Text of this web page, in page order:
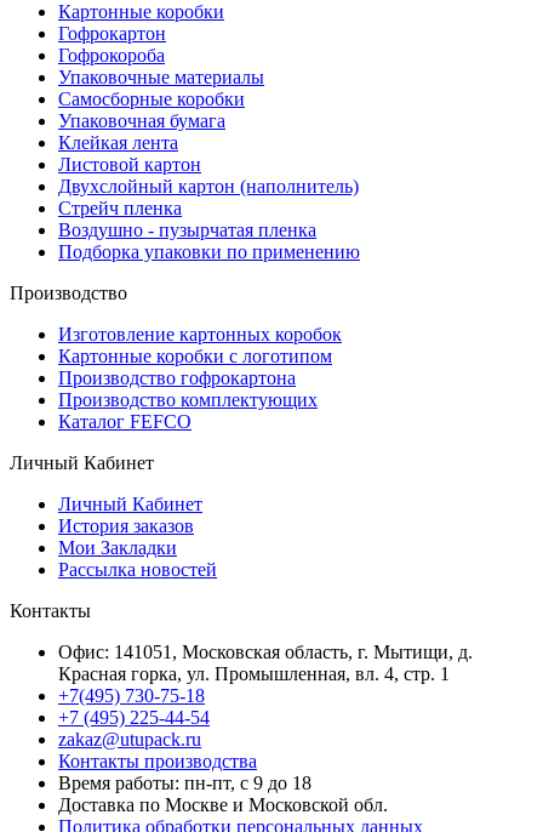
Картонные коробки
Гофрокартон
Гофрокороба
Упаковочные материалы
Самосборные коробки
Упаковочная бумага
Клейкая лента
Листовой картон
Двухслойный картон (наполнитель)
Стрейч пленка
Воздушно - пузырчатая пленка
Подборка упаковки по применению
Производство
Изготовление картонных коробок
Картонные коробки с логотипом
Производство гофрокартона
Производство комплектующих
Каталог FEFCO
Личный Кабинет
Личный Кабинет
История заказов
Мои Закладки
Рассылка новостей
Контакты
Офис: 141051, Московская область, г. Мытищи, д.
Красная горка, ул. Промышленная, вл. 4, стр. 1
+7(495) 730-75-18
+7 (495) 225-44-54
zakaz@utupack.ru
Контакты производства
Время работы: пн-пт, с 9 до 18
Доставка по Москве и Московской обл.
Политика обработки персональных данных